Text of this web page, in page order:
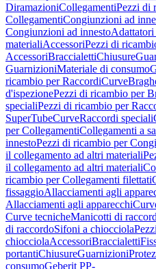
DiramazioniCollegamentiPezzi di
CollegamentiCongiunzioni ad
Congiunzioni ad innesto
materialiAccessoriPezzi di
AccessoriBraccialettiChiusure
GuarnizioniMateriale di consumo
ricambio per RaccordiCurve
d'ispezionePezzi di ricambio per
specialiPezzi di ricambio per
SuperTubeCurveRaccordi speciali
per CollegamentiCollegamenti a
innestoPezzi di ricambio per
il collegamento ad altri materiali
il collegamento ad altri materiali
ricambio per Collegamenti filettati
fissaggioAllacciamenti agli
Allacciamenti agli apparecchi
Curve tecnicheManicotti di
di raccordoSifoni a chiocciola
chiocciolaAccessoriBraccialetti
portantiChiusureGuarnizioni
consumoGeberit PP-